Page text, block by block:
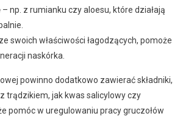
– np. z rumianku czy aloesu, które działają
swoich właściwości łagodzących, pomoże
naskórka.
powinno dodatkowo zawierać składniki,
trądzikiem, jak kwas salicylowy czy
pomóc w uregulowaniu pracy gruczołów